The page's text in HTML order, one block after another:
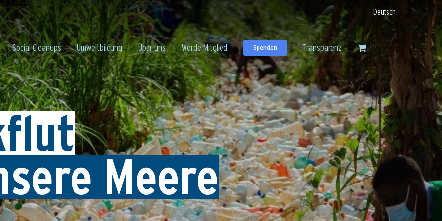
Deutsch
Social Cleanups Umweltbildung Über uns Werde Mitglied Spenden Transparenz
Meere